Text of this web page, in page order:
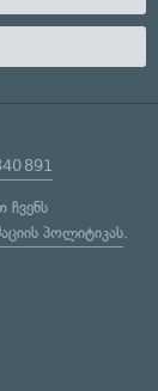
891
ჩვენს
პოლიტიკას.